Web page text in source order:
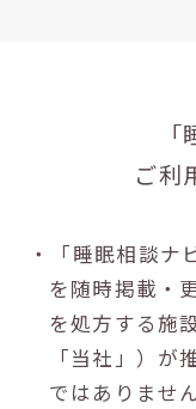
ご利
・「睡眠相談ナ
を随時掲載・
を処方する施
「当社」）が
ではありませ